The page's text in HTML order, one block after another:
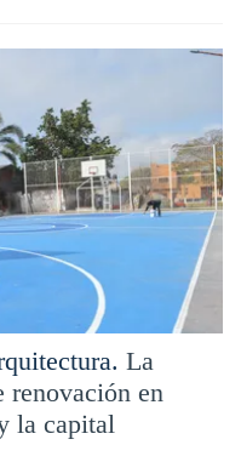
La
renovación en
la capital